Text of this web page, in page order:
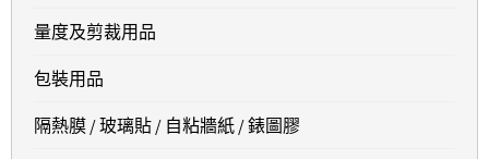
量度及剪裁用品
包裝用品
隔熱膜 / 玻璃貼 / 自粘牆紙 / 錶圖膠